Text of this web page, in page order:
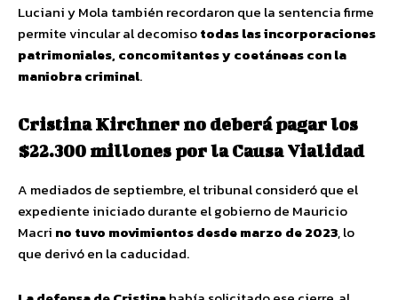
Luciani y Mola también recordaron que la sentencia firme
permite vincular al decomisotodas las incorporaciones
patrimoniales, concomitantes y coetáneas con la
maniobra criminal.
Cristina Kirchner no deberá pagar los
$22.300 millones por la Causa Vialidad
A mediados de septiembre, el tribunal consideró que el
expediente iniciado durante el gobierno de Mauricio
Macri no tuvo movimientos desde marzo de 2023, lo
que derivó en la caducidad.